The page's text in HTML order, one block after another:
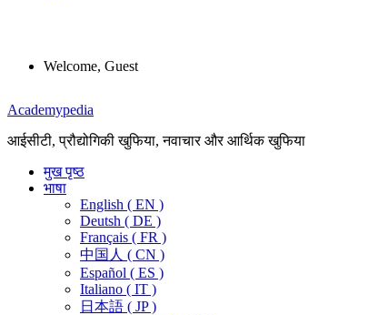
Welcome, Guest
Menu
Academypedia
आईसीटी, प्रौद्योगिकी खुफिया, नवाचार और आर्थिक खुफिया
मुख पृष्ठ
भाषा
English ( EN )
Deutsh ( DE )
Français ( FR )
中国人 ( CN )
Español ( ES )
Italiano ( IT )
日本語 ( JP )